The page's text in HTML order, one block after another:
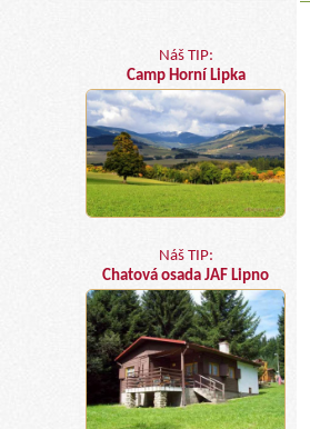
Náš TIP:
Camp Horní Lipka
Náš TIP:
Chatová osada JAF Lipno